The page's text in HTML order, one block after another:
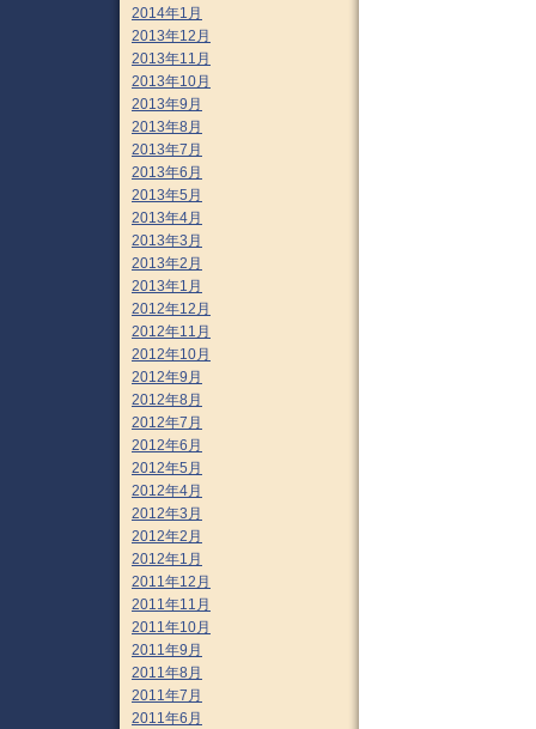
2014年1月
2013年12月
2013年11月
2013年10月
2013年9月
2013年8月
2013年7月
2013年6月
2013年5月
2013年4月
2013年3月
2013年2月
2013年1月
2012年12月
2012年11月
2012年10月
2012年9月
2012年8月
2012年7月
2012年6月
2012年5月
2012年4月
2012年3月
2012年2月
2012年1月
2011年12月
2011年11月
2011年10月
2011年9月
2011年8月
2011年7月
2011年6月